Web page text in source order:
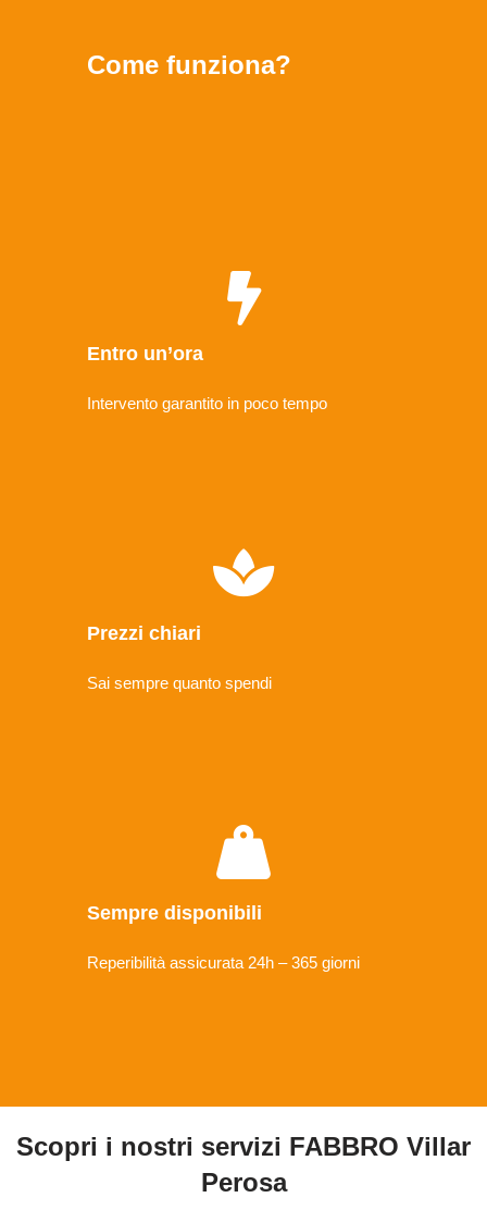
Come funziona?
Entro un’ora
Intervento garantito in poco tempo
Prezzi chiari
Sai sempre quanto spendi
Sempre disponibili
Reperibilità assicurata 24h – 365 giorni
Scopri i nostri servizi FABBRO Villar
Perosa